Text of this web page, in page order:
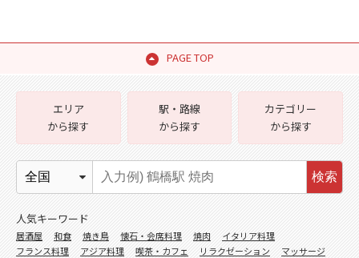
PAGE TOP
エリア
から探す
駅・路線
から探す
カテゴリー
から探す
検索
人気キーワード
居酒屋 和食 焼き鳥 懐石・会席料理 焼肉
イタリア料理
フランス料理
アジア料理 喫茶・カフェ リラクゼーション
マッサージ